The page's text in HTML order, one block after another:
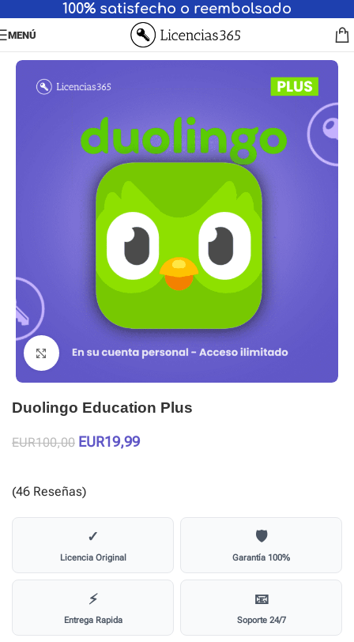
100% satisfecho o reembolsado
MENÚ
Haga clic para ampliar
Duolingo Education Plus
EUR100,00 EUR19,99
(46 Reseñas)
✓
Licencia Original
🛡️
Garantía 100%
⚡
Entrega Rapida
📧
Soporte 24/7